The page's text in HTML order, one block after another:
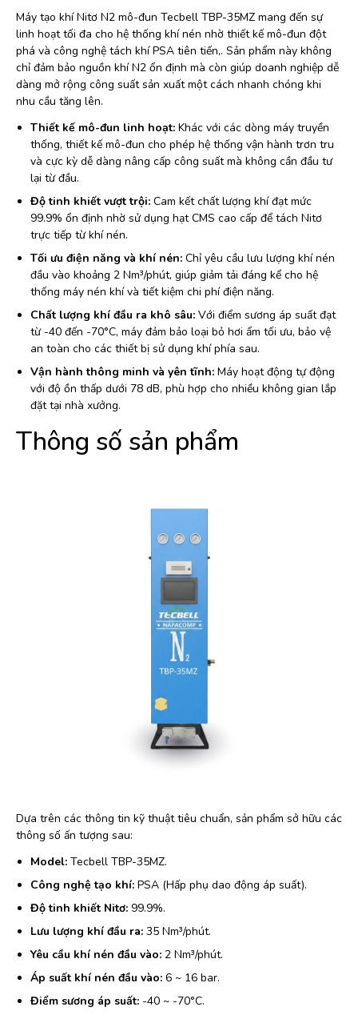
Máy tạo khí Nitơ N2 mô-đun Tecbell TBP-35MZ mang đến sự
linh hoạt tối đa cho hệ thống khí nén nhờ thiết kế mô-đun đột
phá và công nghệ tách khí PSA tiên tiến,. Sản phẩm này không
chỉ đảm bảo nguồn khí N2 ổn định mà còn giúp doanh nghiệp dễ
dàng mở rộng công suất sản xuất một cách nhanh chóng khi
nhu cầu tăng lên.
Thiết kế mô-đun linh hoạt: Khác với các dòng máy truyền
thống, thiết kế mô-đun cho phép hệ thống vận hành trơn tru
và cực kỳ dễ dàng nâng cấp công suất mà không cần đầu tư
lại từ đầu.
Độ tinh khiết vượt trội: Cam kết chất lượng khí đạt mức
99.9% ổn định nhờ sử dụng hạt CMS cao cấp để tách Nitơ
trực tiếp từ khí nén.
Tối ưu điện năng và khí nén: Chỉ yêu cầu lưu lượng khí nén
đầu vào khoảng 2 Nm³/phút, giúp giảm tải đáng kể cho hệ
thống máy nén khí và tiết kiệm chi phí điện năng.
Chất lượng khí đầu ra khô sâu: Với điểm sương áp suất đạt
từ -40 đến -70°C, máy đảm bảo loại bỏ hơi ẩm tối ưu, bảo vệ
an toàn cho các thiết bị sử dụng khí phía sau.
Vận hành thông minh và yên tĩnh: Máy hoạt động tự động
với độ ồn thấp dưới 78 dB, phù hợp cho nhiều không gian lắp
đặt tại nhà xưởng.
Thông số sản phẩm
Dựa trên các thông tin kỹ thuật tiêu chuẩn, sản phẩm sở hữu các
thông số ấn tượng sau:
Model: Tecbell TBP-35MZ.
Công nghệ tạo khí: PSA (Hấp phụ dao động áp suất).
Độ tinh khiết Nitơ: 99.9%.
Lưu lượng khí đầu ra: 35 Nm³/phút.
Yêu cầu khí nén đầu vào: 2 Nm³/phút.
Áp suất khí nén đầu vào: 6 ~ 16 bar.
Điểm sương áp suất: -40 ~ -70°C.